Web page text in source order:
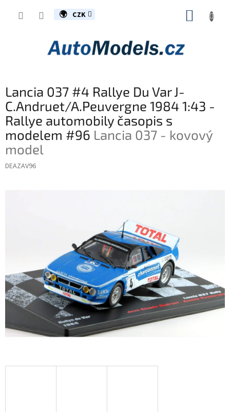
CZK
Lancia 037 #4 Rallye Du Var J-
C.Andruet/A.Peuvergne 1984 1:43 -
Rallye automobily časopis s
modelem #96 Lancia 037 - kovový
model
DEAZAV96